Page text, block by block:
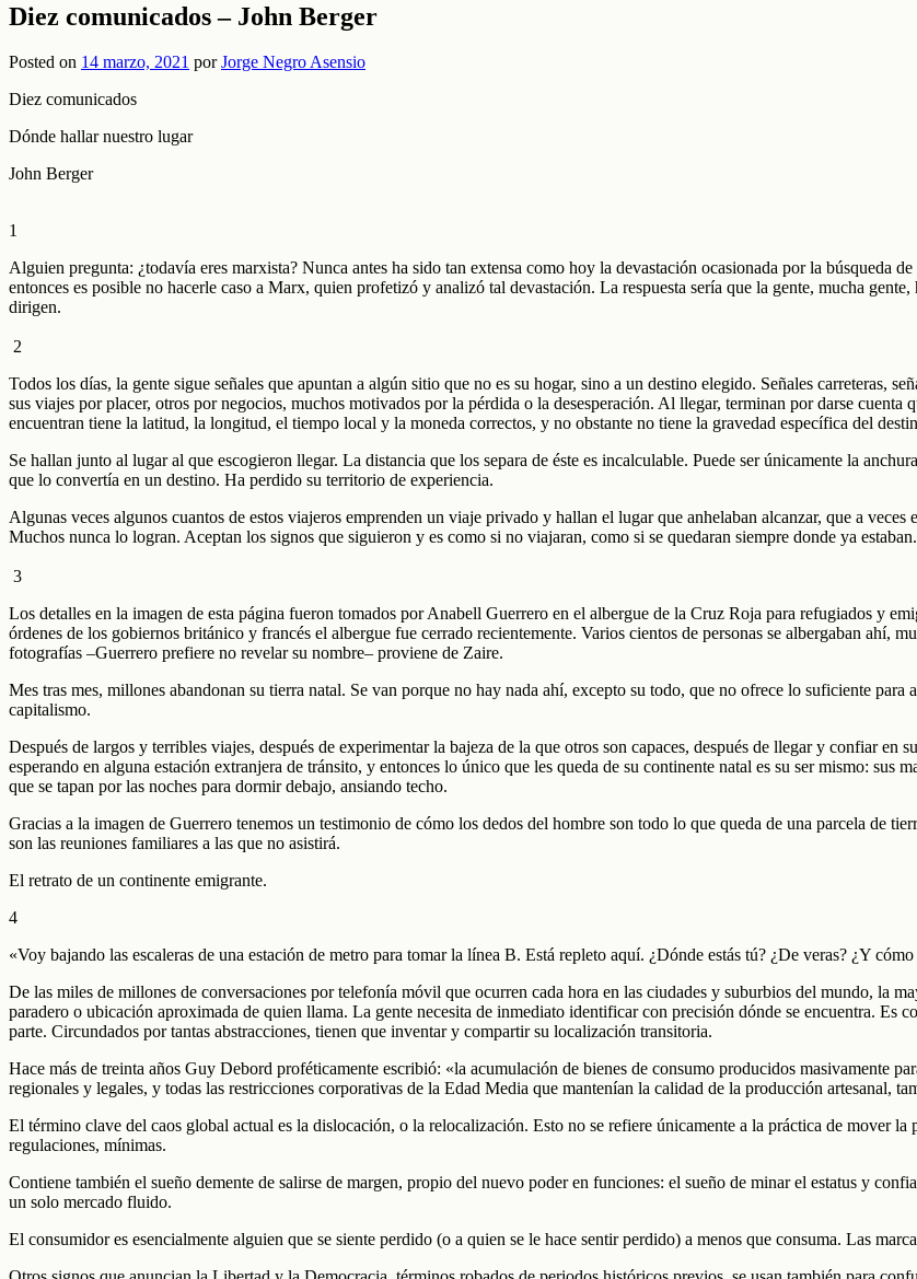
Diez comunicados – John Berger
Posted on 14 marzo, 2021 porJorge Negro Asensio
Diez comunicados
Dónde hallar nuestro lugar
John Berger
1
Alguien pregunta: ¿todavía eres marxista? Nunca antes ha sido tan extensa como hoy la devastación ocasionada por la búsqueda
entonces es posible no hacerle caso a Marx, quien profetizó y analizó tal devastación. La respuesta sería que la gente, mucha
dirigen.
2
Todos los días, la gente sigue señales que apuntan a algún sitio que no es su hogar, sino a un destino elegido. Señales carreteras,
sus viajes por placer, otros por negocios, muchos motivados por la pérdida o la desesperación. Al llegar, terminan por darse
encuentran tiene la latitud, la longitud, el tiempo local y la moneda correctos, y no obstante no tiene la gravedad específica del
Se hallan junto al lugar al que escogieron llegar. La distancia que los separa de éste es incalculable. Puede ser únicamente la
que lo convertía en un destino. Ha perdido su territorio de experiencia.
Algunas veces algunos cuantos de estos viajeros emprenden un viaje privado y hallan el lugar que anhelaban alcanzar, que a
Muchos nunca lo logran. Aceptan los signos que siguieron y es como si no viajaran, como si se quedaran siempre donde ya estaban.
3
Los detalles en la imagen de esta página fueron tomados por Anabell Guerrero en el albergue de la Cruz Roja para refugiados y
órdenes de los gobiernos británico y francés el albergue fue cerrado recientemente. Varios cientos de personas se albergaban ahí,
fotografías –Guerrero prefiere no revelar su nombre– proviene de Zaire.
Mes tras mes, millones abandonan su tierra natal. Se van porque no hay nada ahí, excepto su todo, que no ofrece lo suficiente
capitalismo.
Después de largos y terribles viajes, después de experimentar la bajeza de la que otros son capaces, después de llegar y confiar en
esperando en alguna estación extranjera de tránsito, y entonces lo único que les queda de su continente natal es su ser mismo: sus
que se tapan por las noches para dormir debajo, ansiando techo.
Gracias a la imagen de Guerrero tenemos un testimonio de cómo los dedos del hombre son todo lo que queda de una parcela de
son las reuniones familiares a las que no asistirá.
El retrato de un continente emigrante.
4
«Voy bajando las escaleras de una estación de metro para tomar la línea B. Está repleto aquí. ¿Dónde estás tú? ¿De veras? ¿Y
De las miles de millones de conversaciones por telefonía móvil que ocurren cada hora en las ciudades y suburbios del mundo, la
paradero o ubicación aproximada de quien llama. La gente necesita de inmediato identificar con precisión dónde se encuentra. Es
parte. Circundados por tantas abstracciones, tienen que inventar y compartir su localización transitoria.
Hace más de treinta años Guy Debord proféticamente escribió: «la acumulación de bienes de consumo producidos masivamente
regionales y legales, y todas las restricciones corporativas de la Edad Media que mantenían la calidad de la producción artesanal,
El término clave del caos global actual es la dislocación, o la relocalización. Esto no se refiere únicamente a la práctica de mover la
regulaciones, mínimas.
Contiene también el sueño demente de salirse de margen, propio del nuevo poder en funciones: el sueño de minar el estatus y
un solo mercado fluido.
El consumidor es esencialmente alguien que se siente perdido (o a quien se le hace sentir perdido) a menos que consuma. Las